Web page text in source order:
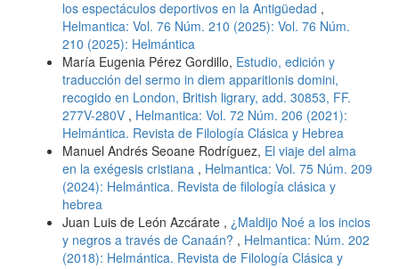
los espectáculos deportivos en la Antigüedad ,
Helmantica: Vol. 76 Núm. 210 (2025): Vol. 76 Núm.
210 (2025): Helmántica
María Eugenia Pérez Gordillo, Estudio, edición y
traducción del sermo in diem apparitionis domini,
recogido en London, British ligrary, add. 30853, FF.
277V-280V , Helmantica: Vol. 72 Núm. 206 (2021):
Helmántica. Revista de Filología Clásica y Hebrea
Manuel Andrés Seoane Rodríguez, El viaje del alma
en la exégesis cristiana , Helmantica: Vol. 75 Núm. 209
(2024): Helmántica. Revista de filología clásica y
hebrea
Juan Luis de León Azcárate , ¿Maldijo Noé a los incios
y negros a través de Canaán? , Helmantica: Núm. 202
(2018): Helmántica. Revista de Filología Clásica y